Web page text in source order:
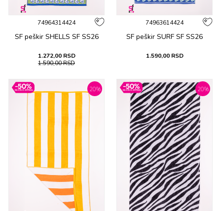
74964314424
SF peškir SHELLS SF SS26
1.272,00 RSD
1.590,00RSD
74963614424
SF peškir SURF SF SS26
1.590,00 RSD
20% 20%